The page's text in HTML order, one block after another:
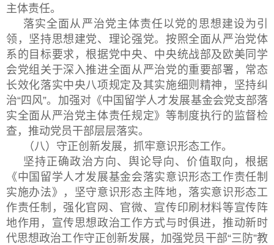
主体责任。
落实全面从严治党主体责任以党的思想建设为引
领，坚持思想建党、理论强党。按照全面从严治党体
系的目标要求，根据党中央、中央统战部及欧美同学
会党组关于深入推进全面从严治党的重要部署，常态
长效化落实中央八项规定及其实施细则精神，坚持纠
治“四风”。加强对《中国留学人才发展基金会党支部落
实全面从严治党主体责任规定》等制度执行的监督检
查，推动党员干部层层落实。
（八）守正创新发展，抓牢意识形态工作。
坚持正确政治方向、舆论导向、价值取向，根据
《中国留学人才发展基金会落实意识形态工作责任制
实施办法》，坚守意识形态主阵地，落实意识形态工
作责任制，强化官网、官微、宣传印刷材料等宣传阵
地作用，宣传思想政治工作方式与时俱进，推动新时
代思想政治工作守正创新发展，加强党员干部“三防”教